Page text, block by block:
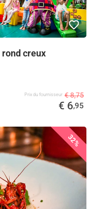
creux
Prix ​​du fournisseur € 8,75
€ 6,95
32%